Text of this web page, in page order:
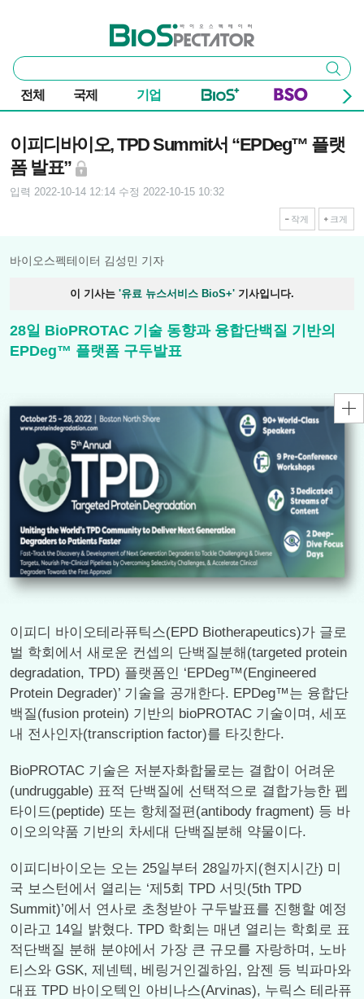
바이오스펙테이터
통
합
검
색
검색
전체 국제 기업
이피디바이오, TPD Summit서 “EPDeg™ 플랫
폼 발표”
입력 2022-10-14 12:14 수정 2022-10-15 10:32
작게 크게
바이오스펙테이터 김성민 기자
이 기사는 '유료 뉴스서비스 BioS+' 기사입니다.
28일 BioPROTAC 기술 동향과 융합단백질 기반의
EPDeg™ 플랫폼 구두발표
이피디 바이오테라퓨틱스(EPD Biotherapeutics)가 글로
벌 학회에서 새로운 컨셉의 단백질분해(targeted protein
degradation, TPD) 플랫폼인 ‘EPDeg™(Engineered
Protein Degrader)’ 기술을 공개한다. EPDeg™는 융합단
백질(fusion protein) 기반의 bioPROTAC 기술이며, 세포
내 전사인자(transcription factor)를 타깃한다.
BioPROTAC 기술은 저분자화합물로는 결합이 어려운
(undruggable) 표적 단백질에 선택적으로 결합가능한 펩
타이드(peptide) 또는 항체절편(antibody fragment) 등 바
이오의약품 기반의 차세대 단백질분해 약물이다.
이피디바이오는 오는 25일부터 28일까지(현지시간) 미
국 보스턴에서 열리는 ‘제5회 TPD 서밋(5th TPD
Summit)’에서 연사로 초청받아 구두발표를 진행할 예정
이라고 14일 밝혔다. TPD 학회는 매년 열리는 학회로 표
적단백질 분해 분야에서 가장 큰 규모를 자랑하며, 노바
티스와 GSK, 제넨텍, 베링거인겔하임, 암젠 등 빅파마와
대표 TPD 바이오텍인 아비나스(Arvinas), 누릭스 테라퓨